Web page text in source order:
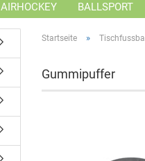
AIRHOCKEY BALLSPORT
Startseite » Tischfussball
Gummipuffer